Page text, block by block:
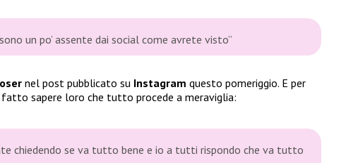
un po’ assente dai social come avrete visto”
nel post pubblicato su Instagram questo pomeriggio. E per
sapere loro che tutto procede a meraviglia:
chiedendo se va tutto bene e io a tutti rispondo che va tutto